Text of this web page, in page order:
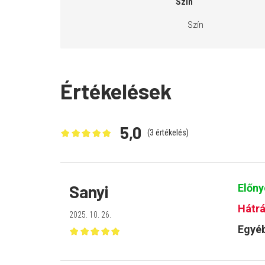
Szín
Szín
Értékelések
5,0 (3 értékelés)
Sanyi
2025. 10. 26.